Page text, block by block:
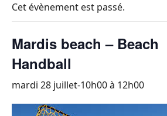
Cet évènement est passé.
Mardis beach – Beach
Handball
mardi 28 juillet-10h00à 12h00